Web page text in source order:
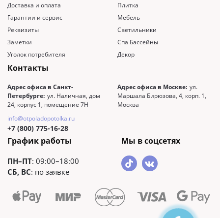
Доставка и оплата
Гарантии и сервис
Реквизиты
Заметки
Уголок потребителя
Плитка
Мебель
Светильники
Спа Бассейны
Декор
Контакты
Адрес офиса в Санкт-
Петербурге: ул. Наличная, дом
24, корпус 1, помещение 7Н
Адрес офиса в Москве: ул.
Маршала Бирюзова, 4, корп. 1,
Москва
info@otpoladopotolka.ru
+7 (800) 775-16-28
График работы
ПН–ПТ: 09:00–18:00
СБ, ВС: по заявке
Мы в соцсетях